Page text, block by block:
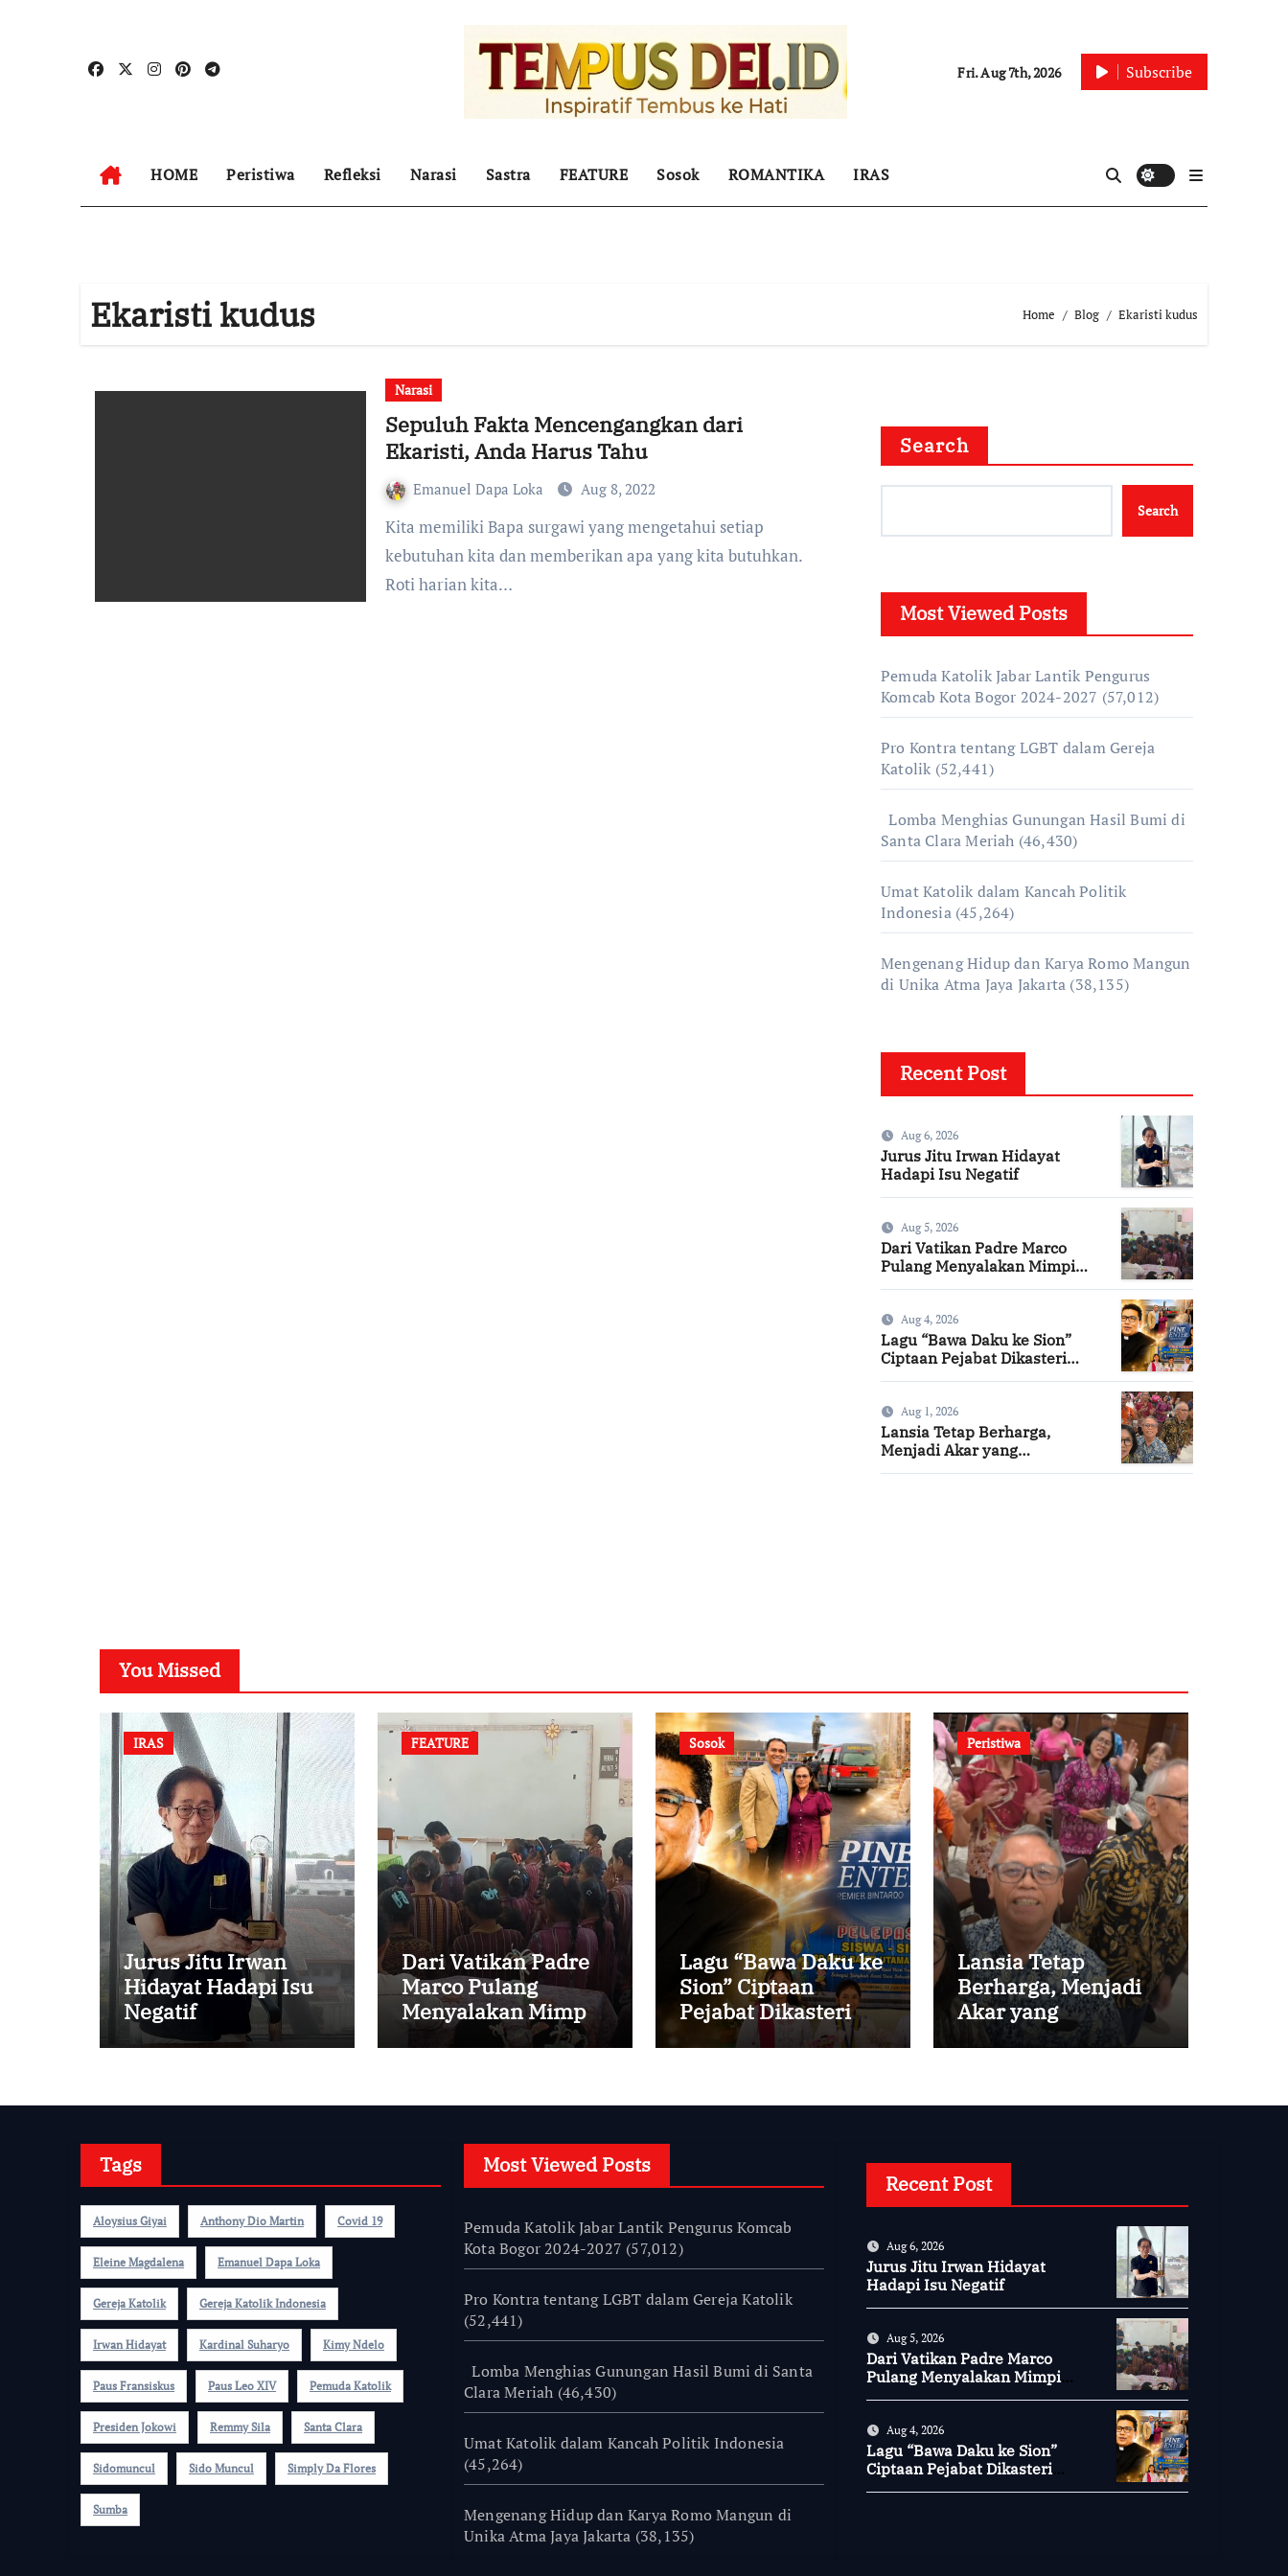
Fri. Aug 7th, 2026 Subscribe
HOME Peristiwa Refleksi Narasi Sastra FEATURE Sosok ROMANTIKA IRAS
Ekaristi kudus Home Blog Ekaristi kudus
Narasi
Sepuluh Fakta Mencengangkan dari
Ekaristi, Anda Harus Tahu
Emanuel Dapa Loka Aug 8, 2022
Kita memiliki Bapa surgawi yang mengetahui setiap
kebutuhan kita dan memberikan apa yang kita butuhkan.
Roti harian kita…
Search
Search
Most Viewed Posts
Pemuda Katolik Jabar Lantik Pengurus
Komcab Kota Bogor 2024-2027 (57,012)
Pro Kontra tentang LGBT dalam Gereja
Katolik (52,441)
Lomba Menghias Gunungan Hasil Bumi di
Santa Clara Meriah (46,430)
Umat Katolik dalam Kancah Politik
Indonesia (45,264)
Mengenang Hidup dan Karya Romo Mangun
di Unika Atma Jaya Jakarta (38,135)
Recent Post
Aug 6, 2026
Jurus Jitu Irwan Hidayat
Hadapi Isu Negatif
Aug 5, 2026
Dari Vatikan Padre Marco
Pulang Menyalakan Mimpi
Aug 4, 2026
Lagu “Bawa Daku ke Sion”
Ciptaan Pejabat Dikasteri
Aug 1, 2026
Lansia Tetap Berharga,
Menjadi Akar yang
You Missed
IRAS
Jurus Jitu Irwan
Hidayat Hadapi Isu
Negatif
FEATURE
Dari Vatikan Padre
Marco Pulang
Menyalakan Mimpi
Anak-anak Desa
Sosok
Lagu “Bawa Daku ke
Sion” Ciptaan
Pejabat Dikasteri
Vatikan, Peraih
Peristiwa
Lansia Tetap
Berharga, Menjadi
Akar yang
Menghidupi
Tags
Aloysius Giyai Anthony Dio Martin Covid 19
Eleine Magdalena Emanuel Dapa Loka
Gereja Katolik Gereja Katolik Indonesia
Irwan Hidayat Kardinal Suharyo Kimy Ndelo
Paus Fransiskus Paus Leo XIV Pemuda Katolik
Presiden Jokowi Remmy Sila Santa Clara
Sidomuncul Sido Muncul Simply Da Flores
Sumba
Most Viewed Posts
Pemuda Katolik Jabar Lantik Pengurus Komcab
Kota Bogor 2024-2027 (57,012)
Pro Kontra tentang LGBT dalam Gereja Katolik
(52,441)
Lomba Menghias Gunungan Hasil Bumi di Santa
Clara Meriah (46,430)
Umat Katolik dalam Kancah Politik Indonesia
(45,264)
Mengenang Hidup dan Karya Romo Mangun di
Unika Atma Jaya Jakarta (38,135)
Recent Post
Aug 6, 2026
Jurus Jitu Irwan Hidayat
Hadapi Isu Negatif
Aug 5, 2026
Dari Vatikan Padre Marco
Pulang Menyalakan Mimpi
Aug 4, 2026
Lagu “Bawa Daku ke Sion”
Ciptaan Pejabat Dikasteri